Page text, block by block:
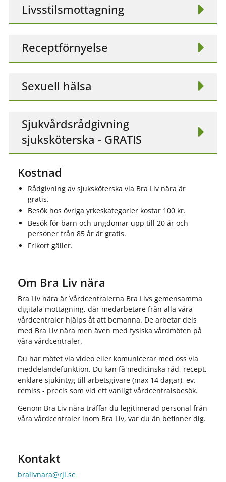
Livsstilsmottagning
Receptförnyelse
Sexuell hälsa
Sjukvårdsrådgivning
sjuksköterska - GRATIS
Kostnad
Rådgivning av sjuksköterska via Bra Liv nära är
gratis.
Besök hos övriga yrkeskategorier kostar 100 kr.
Besök för barn och ungdomar upp till 20 år och
personer från 85 år är gratis.
Frikort gäller.
Om Bra Liv nära
Bra Liv nära är Vårdcentralerna Bra Livs gemensamma
digitala mottagning, där medarbetare från alla våra
vårdcentraler hjälps åt att bemanna. De arbetar dels
med Bra Liv nära men även med fysiska vårdmöten på
våra vårdcentraler.
Du har mötet via video eller komunicerar med oss via
meddelandefunktion. Du kan få medicinska råd, recept,
enklare sjukintyg till arbetsgivare (max 14 dagar), ev.
remiss - precis som vid ett vanligt vårdcentralsbesök.
Genom Bra Liv nära träffar du legitimerad personal från
våra vårdcentraler inom Bra Liv, var du än befinner dig.
Kontakt
bralivnara@rjl.se